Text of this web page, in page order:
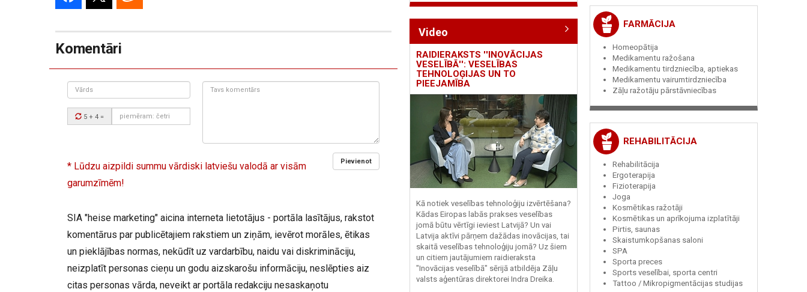
Komentāri
Vārds
Drošības
kods:
5 + 4 =
Tavs
Pievienot
* Lūdzu aizpildi summu vārdiski latviešu valodā ar visām
garumzīmēm!
SIA "heise marketing" aicina interneta lietotājus - portāla lasītājus, rakstot
komentārus par publicētajiem rakstiem un ziņām, ievērot morāles, ētikas
un pieklājības normas, nekūdīt uz vardarbību, naidu vai diskrimināciju,
neizplatīt personas cieņu un godu aizskarošu informāciju, neslēpties aiz
citas personas vārda, neveikt ar portāla redakciju nesaskaņotu
Video
RAIDIERAKSTS ''INOVĀCIJAS
VESELĪBĀ'': VESELĪBAS
TEHNOLOĢIJAS UN TO
PIEEJAMĪBA
Kā notiek veselības tehnoloģiju izvērtēšana?
Kādas Eiropas labās prakses veselības
jomā būtu vērtīgi ieviest Latvijā? Un vai
Latvija aktīvi pārņem dažādas inovācijas, tai
skaitā veselības tehnoloģiju jomā? Uz šiem
un citiem jautājumiem raidieraksta
"Inovācijas veselībā" sērijā atbildēja Zāļu
valsts aģentūras direktorei Indra Dreika.
FARMĀCIJA
Homeopātija
Medikamentu ražošana
Medikamentu tirdzniecība, aptiekas
Medikamentu vairumtirdzniecība
Zāļu ražotāju pārstāvniecības
REHABILITĀCIJA
Rehabilitācija
Ergoterapija
Fizioterapija
Joga
Kosmētikas ražotāji
Kosmētikas un aprīkojuma izplatītāji
Pirtis, saunas
Skaistumkopšanas saloni
SPA
Sporta preces
Sports veselībai, sporta centri
Tattoo / Mikropigmentācijas studijas